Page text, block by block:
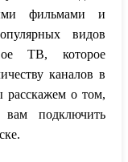
фильмами и
видов
ТВ, которое
каналов в
расскажем о том,
подключить